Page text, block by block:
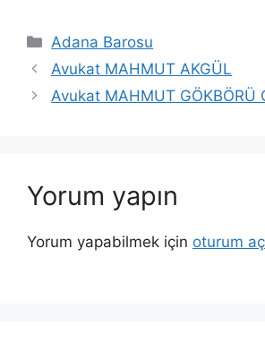
Kategoriler
Adana Barosu
Avukat MAHMUT AKGÜL
Avukat MAHMUT GÖKBÖRÜ
Yorum yapın
Yorum yapabilmek için oturum